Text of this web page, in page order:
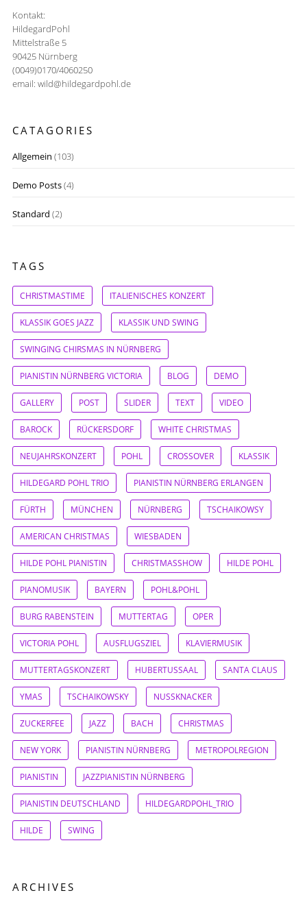
Kontakt:
HildegardPohl
Mittelstraße 5
90425 Nürnberg
(0049)0170/4060250
email: wild@hildegardpohl.de
CATAGORIES
Allgemein (103)
Demo Posts(4)
Standard (2)
TAGS
CHRISTMASTIME ITALIENISCHES KONZERT
KLASSIK GOES JAZZ KLASSIK UND SWING
SWINGING CHIRSMAS IN NÜRNBERG
PIANISTIN NÜRNBERG VICTORIA BLOG DEMO
GALLERY POST SLIDER TEXT VIDEO
BAROCK RÜCKERSDORF WHITE CHRISTMAS
NEUJAHRSKONZERT POHL CROSSOVER KLASSIK
HILDEGARD POHL TRIO PIANISTIN NÜRNBERG ERLANGEN
FÜRTH MÜNCHEN NÜRNBERG TSCHAIKOWSY
AMERICAN CHRISTMAS WIESBADEN
HILDE POHL PIANISTIN CHRISTMASSHOW HILDE POHL
PIANOMUSIK BAYERN POHL&POHL
BURG RABENSTEIN MUTTERTAG OPER
VICTORIA POHL AUSFLUGSZIEL KLAVIERMUSIK
MUTTERTAGSKONZERT HUBERTUSSAAL SANTA CLAUS
YMAS TSCHAIKOWSKY NUSSKNACKER
ZUCKERFEE JAZZ BACH CHRISTMAS
NEW YORK PIANISTIN NÜRNBERG METROPOLREGION
PIANISTIN JAZZPIANISTIN NÜRNBERG
PIANISTIN DEUTSCHLAND HILDEGARDPOHL_TRIO
HILDE SWING
ARCHIVES